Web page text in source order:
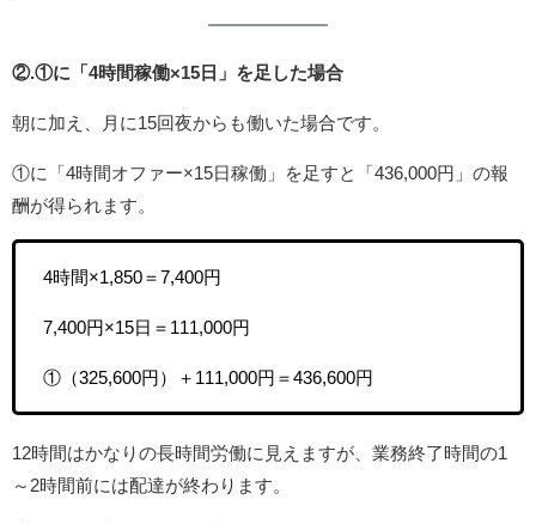
②.①に「4時間稼働×15日」を足した場合
朝に加え、月に15回夜からも働いた場合です。
①に「4時間オファー×15日稼働」を足すと「436,000円」の報
酬が得られます。
4時間×1,850＝7,400円
7,400円×15日＝111,000円
①（325,600円）＋111,000円＝436,600円
12時間はかなりの長時間労働に見えますが、業務終了時間の1
～2時間前には配達が終わります。